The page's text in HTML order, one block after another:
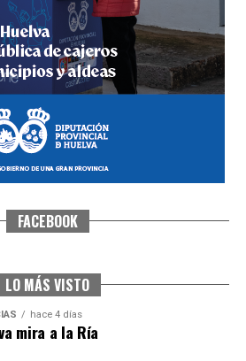
COLOMBINAS 2026
LAS FIESTAS COLOMBINAS
FACEBOOK
LO MÁS VISTO
hace 4 días
mira a la Ría